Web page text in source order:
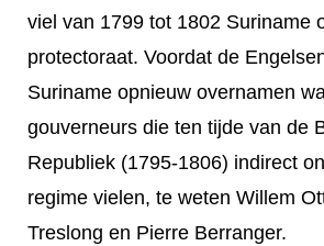
viel van 1799 tot 1802 Suriname
protectoraat. Voordat de
Suriname opnieuw overnamen
gouverneurs die ten tijde van de
Republiek (1795-1806) indirect
regime vielen, te weten Willem
Treslong en Pierre Berranger.